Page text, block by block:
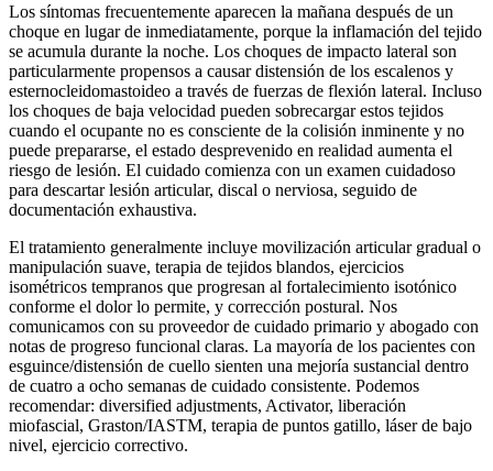
Los síntomas frecuentemente aparecen la mañana después de un
choque en lugar de inmediatamente, porque la inflamación del tejido
se acumula durante la noche. Los choques de impacto lateral son
particularmente propensos a causar distensión de los escalenos y
esternocleidomastoideo a través de fuerzas de flexión lateral. Incluso
los choques de baja velocidad pueden sobrecargar estos tejidos
cuando el ocupante no es consciente de la colisión inminente y no
puede prepararse, el estado desprevenido en realidad aumenta el
riesgo de lesión. El cuidado comienza con un examen cuidadoso
para descartar lesión articular, discal o nerviosa, seguido de
documentación exhaustiva.
El tratamiento generalmente incluye movilización articular gradual o
manipulación suave, terapia de tejidos blandos, ejercicios
isométricos tempranos que progresan al fortalecimiento isotónico
conforme el dolor lo permite, y corrección postural. Nos
comunicamos con su proveedor de cuidado primario y abogado con
notas de progreso funcional claras. La mayoría de los pacientes con
esguince/distensión de cuello sienten una mejoría sustancial dentro
de cuatro a ocho semanas de cuidado consistente. Podemos
recomendar: diversified adjustments, Activator, liberación
miofascial, Graston/IASTM, terapia de puntos gatillo, láser de bajo
nivel, ejercicio correctivo.